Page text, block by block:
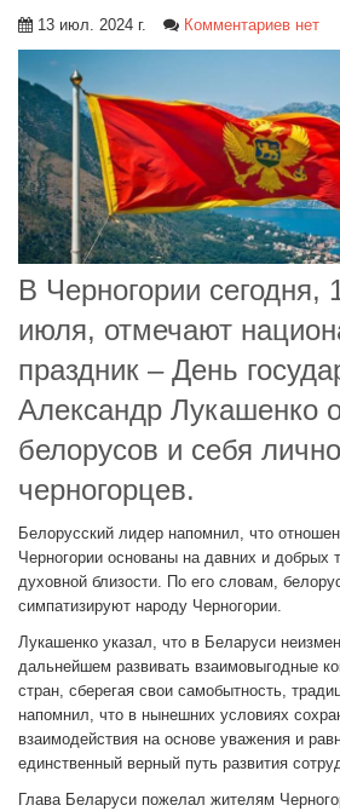
13 июл. 2024 г. Комментариев нет
В Черногории сегодня,
июля, отмечают
праздник – День
Александр Лукашенко
белорусов и себя
черногорцев.
Белорусский лидер напомнил, что
Черногории основаны на давних и добрых
духовной близости. По его словам,
симпатизируют народу Черногории.
Лукашенко указал, что в Беларуси
дальнейшем развивать взаимовыгодные
стран, сберегая свои самобытность,
напомнил, что в нынешних условиях
взаимодействия на основе уважения и
единственный верный путь развития
Глава Беларуси пожелал жителям